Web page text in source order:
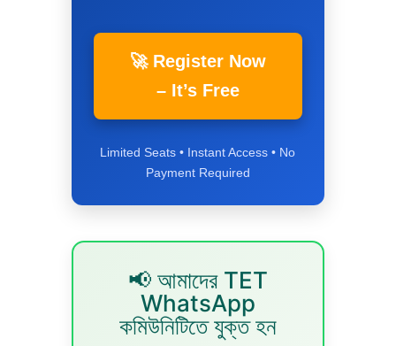
🚀 Register Now
– It’s Free
Limited Seats • Instant Access • No
Payment Required
📢 আমাদের TET
WhatsApp
কমিউনিটিতে যুক্ত হন